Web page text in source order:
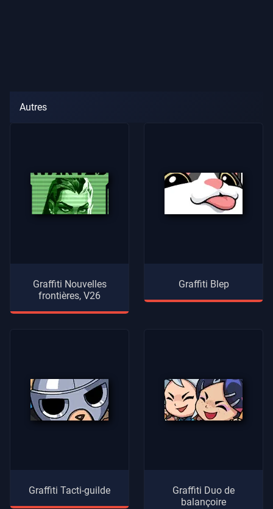
Autres
Graffiti Nouvelles
frontières, V26
Graffiti Blep
Graffiti Tacti-guilde
Graffiti Duo de
balançoire